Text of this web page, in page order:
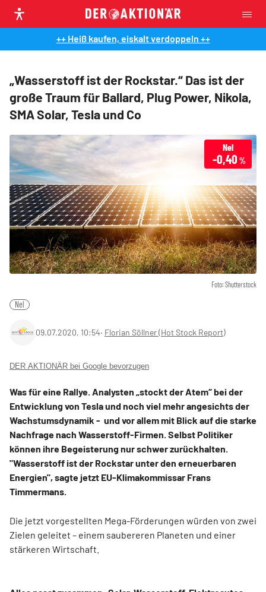
++ Heiß kaufen, eiskalt verdoppeln ++
„Wasserstoff ist der Rockstar.“ Das ist der
große Traum für Ballard, Plug Power, Nikola,
SMA Solar, Tesla und Co
Foto: Shutterstock
Nel
-0,40 %
Nel
09.07.2020, 10:54‧ Florian Söllner (Hot Stock Report)
DER AKTIONÄR bei Google bevorzugen
Was für eine Rallye. Analysten „stockt der Atem“ bei der
Entwicklung von Tesla und noch viel mehr angesichts der
Wachstumsdynamik - und vor allem mit Blick auf die starke
Nachfrage nach Wasserstoff-Firmen. Selbst Politiker
können ihre Begeisterung nur schwer zurückhalten.
"Wasserstoff ist der Rockstar unter den erneuerbaren
Energien", sagte jetzt EU-Klimakommissar Frans
Timmermans.
Die jetzt vorgestellten Mega-Förderungen würden von zwei
Zielen geleitet – einem saubereren Planeten und einer
stärkeren Wirtschaft.